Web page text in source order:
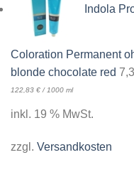
Indola
Coloration Permanent
blonde chocolate red
122,83 € / 1000 ml
inkl. 19 % MwSt.
zzgl. Versandkosten